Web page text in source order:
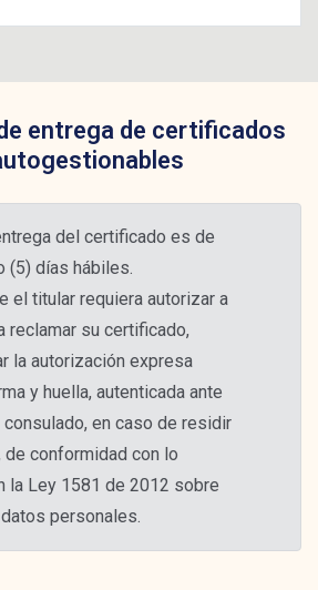
entrega de certificados
del certificado es de
(5) días hábiles.
el titular requiera autorizar a
reclamar su certificado,
la autorización expresa
y huella, autenticada ante
consulado, en caso de residir
de conformidad con lo
la Ley 1581 de 2012 sobre
personales.